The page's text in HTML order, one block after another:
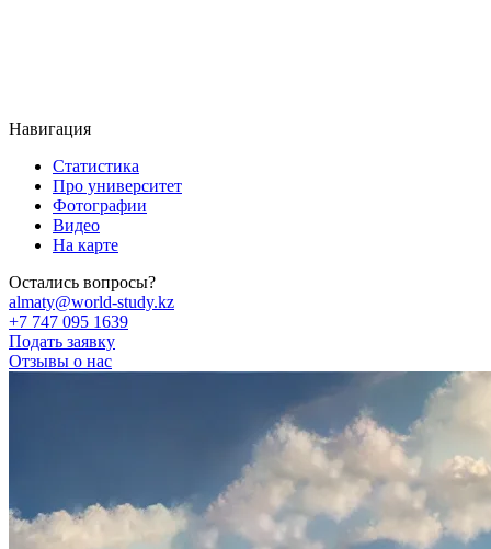
Навигация
Статистика
Про университет
Фотографии
Видео
На карте
Остались вопросы?
almaty@world-study.kz
+7 747 095 1639
Подать заявку
Отзывы о нас